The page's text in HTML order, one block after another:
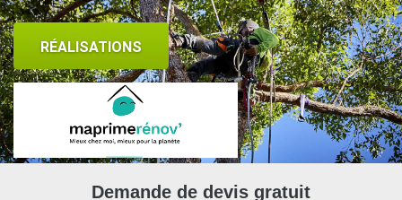
RÉALISATIONS
Demande de devis gratuit